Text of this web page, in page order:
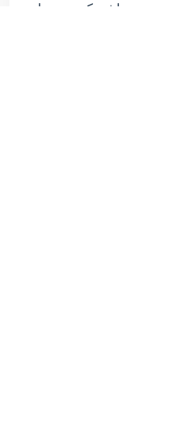
مهم می باشد که در زمان